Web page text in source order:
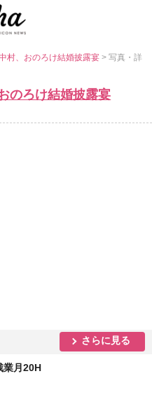
村、おのろけ結婚披露宴> 写真・詳
のろけ結婚披露宴
さらに見る
業月20H